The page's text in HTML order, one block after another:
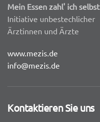
Mein Essen zahl' ich selbst
Initiative unbestechlicher
Ärztinnen und Ärzte
www.mezis.de
info@mezis.de
Kontaktieren Sie uns